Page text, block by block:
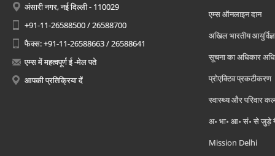
अंसारी नगर, नई दिल्ली - 110029
+91-11-26588500 / 26588700
फैक्स: +91-11-26588663 / 26588641
एम्स में महत्वपूर्ण ई -मेल पते
आपकी प्रतिक्रिया दें
एम्स ऑनलाइन दान
अखिल भारतीय
सूचना का अधिकार
प्रोएक्टिव प्रकटीकरण
स्वास्थ्य और परिवार
अ॰ भा॰ आ॰ सं॰ से जुड़े
Mission Delhi